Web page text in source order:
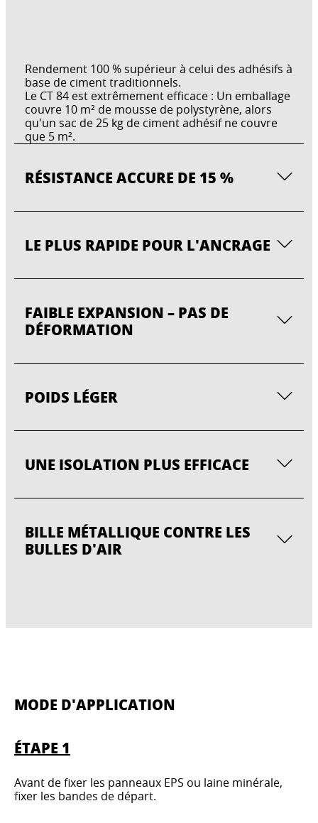
Rendement 100 % supérieur à celui des adhésifs à
base de ciment traditionnels.
Le CT 84 est extrêmement efficace : Un emballage
couvre 10 m² de mousse de polystyrène, alors
qu'un sac de 25 kg de ciment adhésif ne couvre
que 5 m².
RÉSISTANCE ACCURE DE 15 %
LE PLUS RAPIDE POUR L'ANCRAGE
FAIBLE EXPANSION – PAS DE
DÉFORMATION
POIDS LÉGER
UNE ISOLATION PLUS EFFICACE
BILLE MÉTALLIQUE CONTRE LES
BULLES D'AIR
MODE D'APPLICATION
ÉTAPE 1
Avant de fixer les panneaux EPS ou laine minérale,
fixer les bandes de départ.